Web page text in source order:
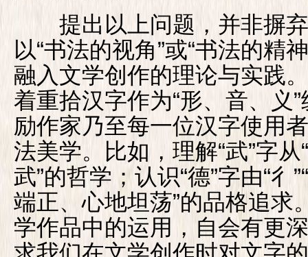
提出以上问题，并非摒弃
以“书法的视角”或“书法的精
融入文学创作的理论与实践
着重拾汉字作为“形、音、义
励作家乃至每一位汉字使用
法美学。比如，理解“武”字从
武”的哲学；认识“德”字由“彳
端正、心地坦荡”的品格追求
学作品中的运用，自会有更